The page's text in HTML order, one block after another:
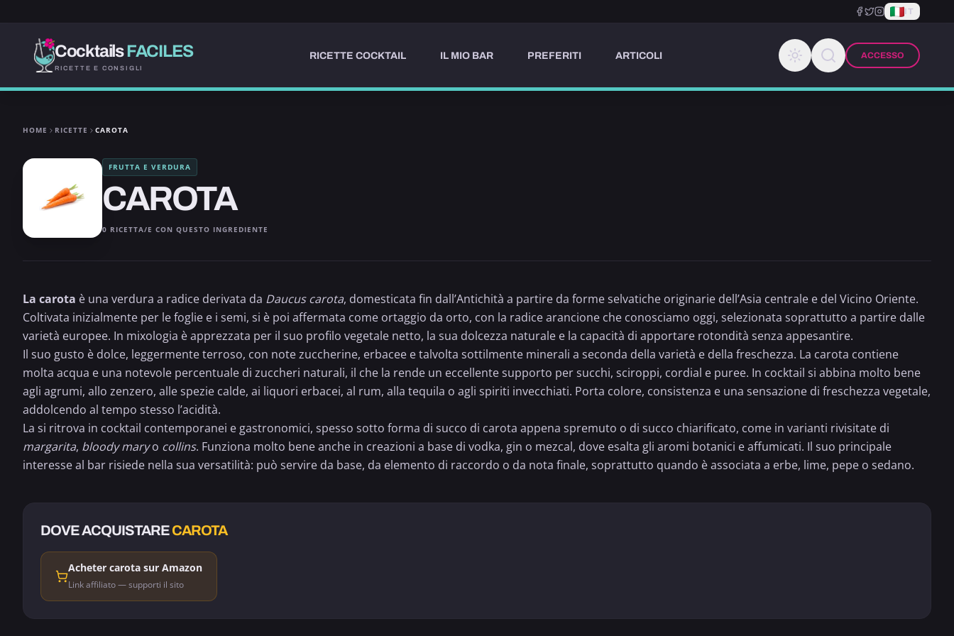
IT
CocktailsFACILES
RICETTE E CONSIGLI
RICETTE COCKTAIL IL MIO BAR PREFERITI ARTICOLI ACCESSO
HOME RICETTE CAROTA
FRUTTA E VERDURA
CAROTA
0 RICETTA/E CON QUESTO INGREDIENTE
La carota è una verdura a radice derivata da Daucus carota, domesticata fin dall’Antichità a partire da forme selvatiche originarie dell’Asia centrale e del Vicino Oriente.
Coltivata inizialmente per le foglie e i semi, si è poi affermata come ortaggio da orto, con la radice arancione che conosciamo oggi, selezionata soprattutto a partire dalle
varietà europee. In mixologia è apprezzata per il suo profilo vegetale netto, la sua dolcezza naturale e la capacità di apportare rotondità senza appesantire.
Il suo gusto è dolce, leggermente terroso, con note zuccherine, erbacee e talvolta sottilmente minerali a seconda della varietà e della freschezza. La carota contiene
molta acqua e una notevole percentuale di zuccheri naturali, il che la rende un eccellente supporto per succhi, sciroppi, cordial e puree. In cocktail si abbina molto bene
agli agrumi, allo zenzero, alle spezie calde, ai liquori erbacei, al rum, alla tequila o agli spiriti invecchiati. Porta colore, consistenza e una sensazione di freschezza vegetale,
addolcendo al tempo stesso l’acidità.
La si ritrova in cocktail contemporanei e gastronomici, spesso sotto forma di succo di carota appena spremuto o di succo chiarificato, come in varianti rivisitate di
margarita, bloody maryo collins. Funziona molto bene anche in creazioni a base di vodka, gin o mezcal, dove esalta gli aromi botanici e affumicati. Il suo principale
interesse al bar risiede nella sua versatilità: può servire da base, da elemento di raccordo o da nota finale, soprattutto quando è associata a erbe, lime, pepe o sedano.
DOVE ACQUISTARECAROTA
Acheter carota sur Amazon
Link affiliato — supporti il sito